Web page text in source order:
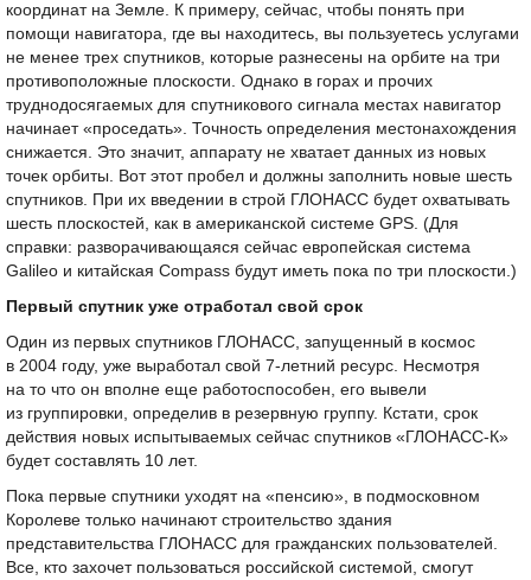
координат на Земле. К примеру, сейчас, чтобы понять при
помощи навигатора, где вы находитесь, вы пользуетесь услугами
не менее трех спутников, которые разнесены на орбите на три
противоположные плоскости. Однако в горах и прочих
труднодосягаемых для спутникового сигнала местах навигатор
начинает «проседать». Точность определения местонахождения
снижается. Это значит, аппарату не хватает данных из новых
точек орбиты. Вот этот пробел и должны заполнить новые шесть
спутников. При их введении в строй ГЛОНАСС будет охватывать
шесть плоскостей, как в американской системе GPS. (Для
справки: разворачивающаяся сейчас европейская система
Galileo и китайская Compass будут иметь пока по три плоскости.)
Первый спутник уже отработал свой срок
Один из первых спутников ГЛОНАСС, запущенный в космос
в 2004 году, уже выработал свой 7-летний ресурс. Несмотря
на то что он вполне еще работоспособен, его вывели
из группировки, определив в резервную группу. Кстати, срок
действия новых испытываемых сейчас спутников «ГЛОНАСС-К»
будет составлять 10 лет.
Пока первые спутники уходят на «пенсию», в подмосковном
Королеве только начинают строительство здания
представительства ГЛОНАСС для гражданских пользователей.
Все, кто захочет пользоваться российской системой, смогут